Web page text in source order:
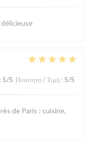
: 5/5 Ποιότητα / Τιμή : 5/5
de Paris : cuisine,